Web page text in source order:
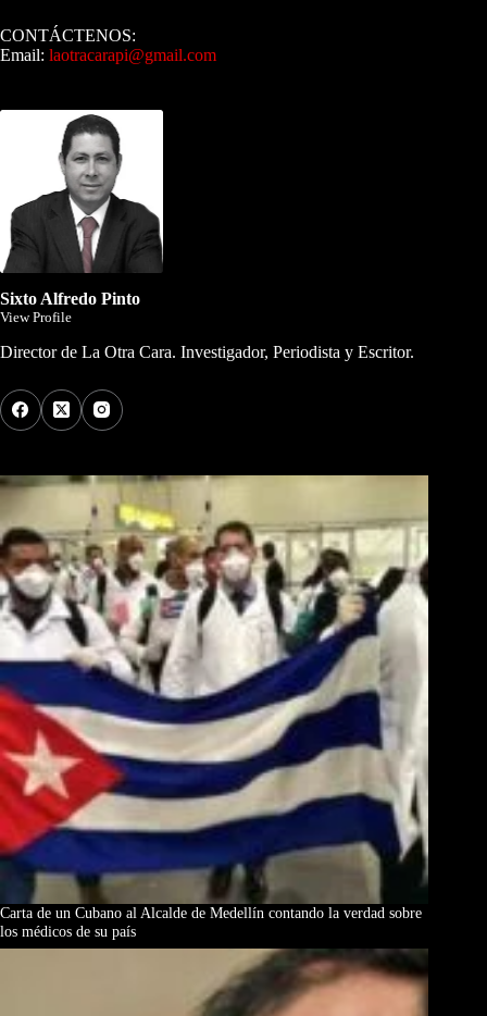
CONTÁCTENOS:
Email: laotracarapi@gmail.com
Sixto Alfredo Pinto
View Profile
Director de La Otra Cara. Investigador, Periodista y Escritor.
Carta de un Cubano al Alcalde de Medellín contando la verdad sobre
los médicos de su país